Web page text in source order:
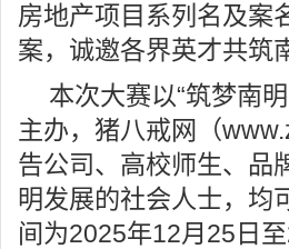
房地产项目系列名及案
案，诚邀各界英才共筑
本次大赛以“筑梦南
主办，猪八戒网（
告公司、高校师生、品
明发展的社会人士，均
间为2025年12月25日